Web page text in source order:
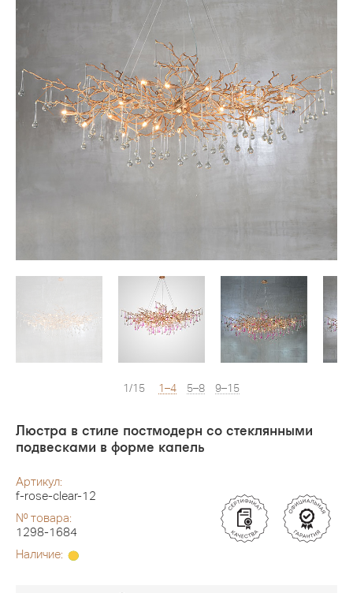
1/15 1–4 5–8 9–15
Люстра в стиле постмодерн со стеклянными
подвесками в форме капель
Артикул:
f-rose-clear-12
№ товара:
1298-1684
Наличие: